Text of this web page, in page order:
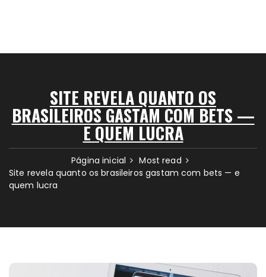
SITE REVELA QUANTO OS
BRASILEIROS GASTAM COM BETS —
E QUEM LUCRA
Página inicial
Most read
Site revela quanto os brasileiros gastam com bets — e
quem lucra